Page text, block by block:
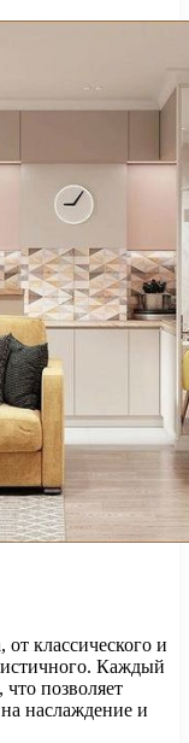
классического и
Каждый
позволяет
наслаждение и